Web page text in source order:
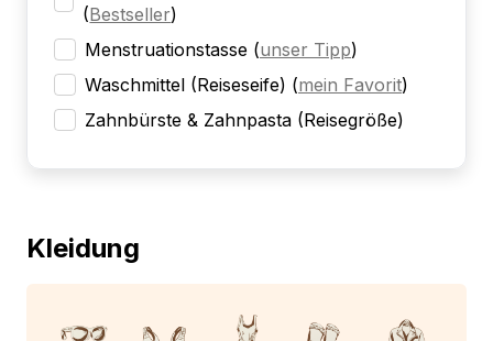
(Bestseller)
Menstruationstasse (unser Tipp)
Waschmittel (Reiseseife) (mein Favorit)
Zahnbürste & Zahnpasta (Reisegröße)
Kleidung